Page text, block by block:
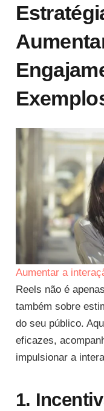
Aumentar a
Reels não é
também sobre
do seu público.
eficazes,
impulsionar a
1.